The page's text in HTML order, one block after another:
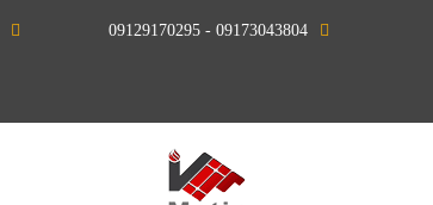
09173043804 - 09129170295